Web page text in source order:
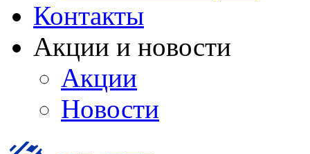
Контакты
Акции и новости
Акции
Новости